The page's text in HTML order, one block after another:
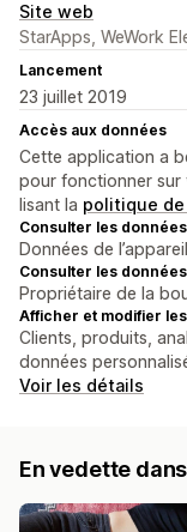
Site web
StarApps, WeWork
Lancement
23 juillet 2019
Accès aux données
Cette application a
pour fonctionner sur
lisant la politique
Consulter les
Données de
Consulter les
Propriétaire de la
Afficher et modifier
Clients, produits,
données
Voir les détails
En vedette dans